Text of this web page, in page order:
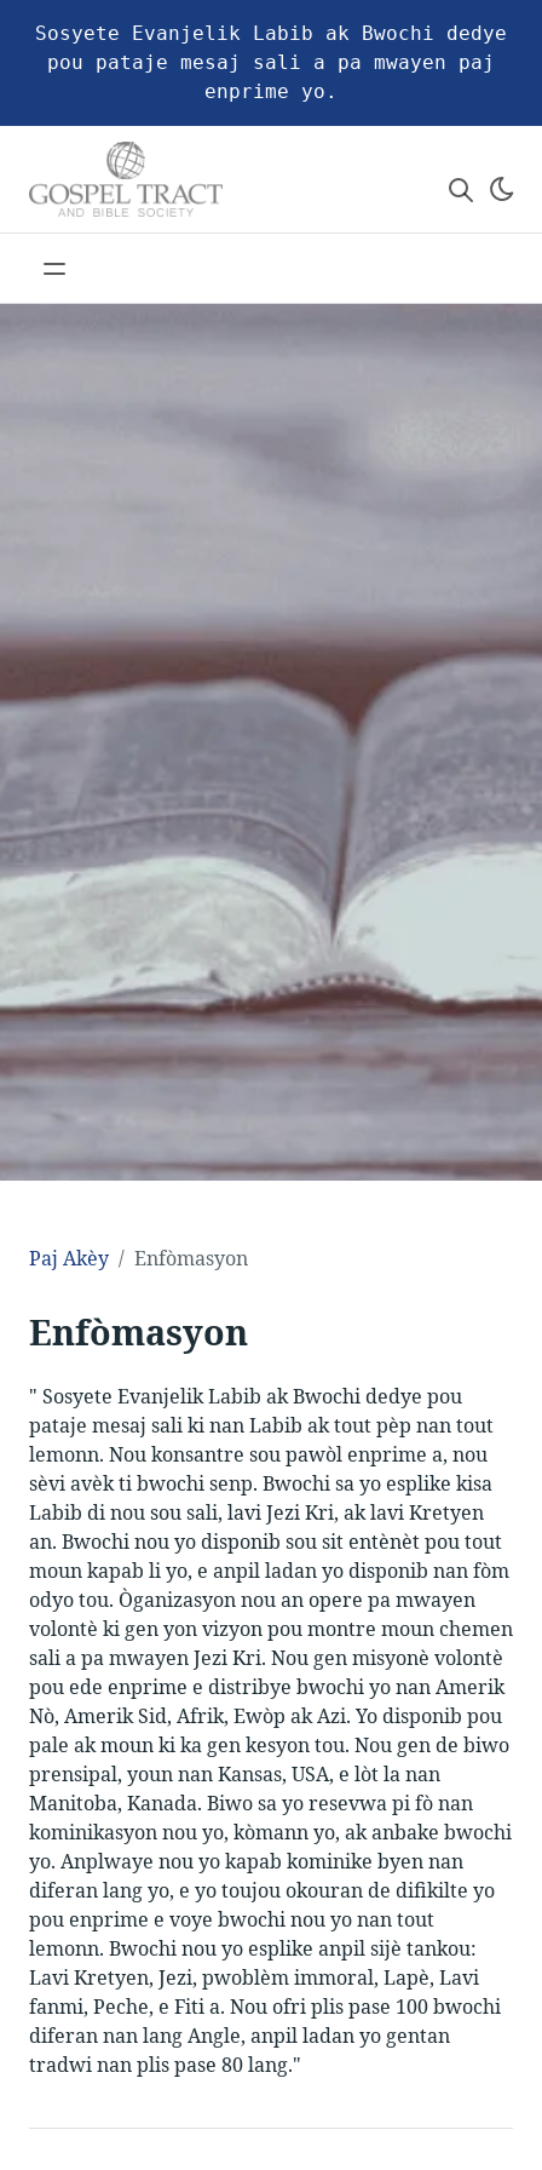
Sosyete Evanjelik Labib ak Bwochi dedye
pou pataje mesaj sali a pa mwayen paj
enprime yo.
Paj Akèy Enfòmasyon
Enfòmasyon
" Sosyete Evanjelik Labib ak Bwochi dedye pou
pataje mesaj sali ki nan Labib ak tout pèp nan tout
lemonn. Nou konsantre sou pawòl enprime a, nou
sèvi avèk ti bwochi senp. Bwochi sa yo esplike kisa
Labib di nou sou sali, lavi Jezi Kri, ak lavi Kretyen
an. Bwochi nou yo disponib sou sit entènèt pou tout
moun kapab li yo, e anpil ladan yo disponib nan fòm
odyo tou. Òganizasyon nou an opere pa mwayen
volontè ki gen yon vizyon pou montre moun chemen
sali a pa mwayen Jezi Kri. Nou gen misyonè volontè
pou ede enprime e distribye bwochi yo nan Amerik
Nò, Amerik Sid, Afrik, Ewòp ak Azi. Yo disponib pou
pale ak moun ki ka gen kesyon tou. Nou gen de biwo
prensipal, youn nan Kansas, USA, e lòt la nan
Manitoba, Kanada. Biwo sa yo resevwa pi fò nan
kominikasyon nou yo, kòmann yo, ak anbake bwochi
yo. Anplwaye nou yo kapab kominike byen nan
diferan lang yo, e yo toujou okouran de difikilte yo
pou enprime e voye bwochi nou yo nan tout
lemonn. Bwochi nou yo esplike anpil sijè tankou:
Lavi Kretyen, Jezi, pwoblèm immoral, Lapè, Lavi
fanmi, Peche, e Fiti a. Nou ofri plis pase 100 bwochi
diferan nan lang Angle, anpil ladan yo gentan
tradwi nan plis pase 80 lang."